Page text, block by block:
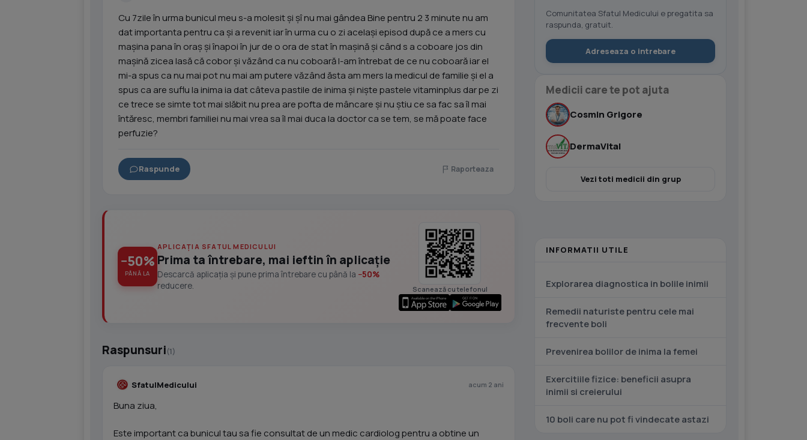
Cu 7zile în urma bunicul meu s-a molesit și șî nu mai gândea Bine pentru 2 3 minute nu am
dat importanta pentru ca și a revenit iar în urma cu o zi același episod după ce a mers cu
mașina pana în oraș și înapoi în jur de o ora de stat în mașină și când s a coboare jos din
mașină zicea lasă că cobor și văzând ca nu coboară l-am întrebat de ce nu coboară iar el
mi-a spus ca nu mai pot nu mai am putere văzând ăsta am mers la medicul de familie și el a
spus ca are suflu la inima ia dat câteva pastile de inima și niște pastele vitaminplus dar pe zi
ce trece se simte tot mai slăbit nu prea are pofta de mâncare și nu știu ce sa fac sa îl mai
întăresc, membri familiei nu mai vrea sa îl mai duca la doctor ca se tem, se mă poate face
perfuzie?
Raspunde Raporteaza
−50%
PÂNĂ LA
APLICAȚIA SFATUL MEDICULUI
Prima ta întrebare, mai ieftin în aplicație
Descarcă aplicația și pune prima întrebare cu până la −50%
reducere.
Scanează cu telefonul
Raspunsuri(1)
SfatulMedicului acum 2 ani
Buna ziua,
Este important ca bunicul tau sa fie consultat de un medic cardiolog pentru a obtine un
Comunitatea Sfatul Medicului e pregatita sa
raspunda, gratuit.
Adreseaza o intrebare
Medicii care te pot ajuta
Cosmin Grigore
DermaVital
Vezi toti medicii din grup
INFORMATII UTILE
Explorarea diagnostica in bolile inimii
Remedii naturiste pentru cele mai
frecvente boli
Prevenirea bolilor de inima la femei
Exercitiile fizice: beneficii asupra
inimii si creierului
10 boli care nu pot fi vindecate astazi